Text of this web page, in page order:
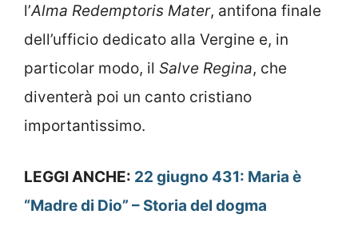
l’Alma Redemptoris Mater, antifona finale
dell’ufficio dedicato alla Vergine e, in
particolar modo, il Salve Regina, che
diventerà poi un canto cristiano
importantissimo.
LEGGI ANCHE: 22 giugno 431: Maria è
“Madre di Dio” – Storia del dogma